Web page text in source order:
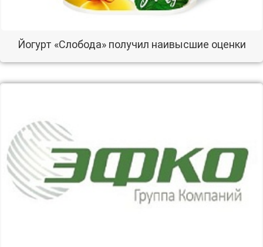
Йогурт «Слобода» получил наивысшие оценки